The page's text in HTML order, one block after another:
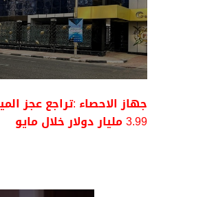
جهاز الاحصاء :تراجع عجز
3.99 مليار دولار خلال مايو